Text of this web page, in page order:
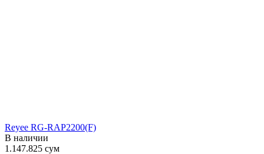
Reyee RG-RAP2200(F)
В наличии
1.147.825 сум